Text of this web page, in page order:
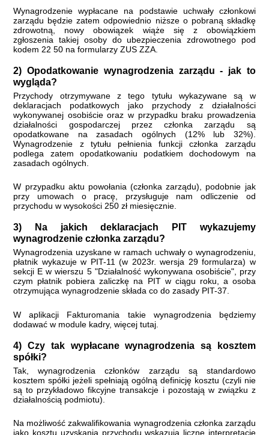
Wynagrodzenie wypłacane na podstawie uchwały członkowi
zarządu będzie zatem odpowiednio niższe o pobraną składkę
zdrowotną, nowy obowiązek wiąże się z obowiązkiem
zgłoszenia takiej osoby do ubezpieczenia zdrowotnego pod
kodem 22 50 na formularzy ZUS ZZA.
2) Opodatkowanie wynagrodzenia zarządu - jak to
wygląda?
Przychody otrzymywane z tego tytułu wykazywane są w
deklaracjach podatkowych jako przychody z działalności
wykonywanej osobiście oraz w przypadku braku prowadzenia
działalności gospodarczej przez członka zarządu są
opodatkowane na zasadach ogólnych (12% lub 32%).
Wynagrodzenie z tytułu pełnienia funkcji członka zarządu
podlega zatem opodatkowaniu podatkiem dochodowym na
zasadach ogólnych.
W przypadku aktu powołania (członka zarządu), podobnie jak
przy umowach o pracę, przysługuje nam odliczenie od
przychodu w wysokości 250 zł miesięcznie.
3) Na jakich deklaracjach PIT wykazujemy
wynagrodzenie członka zarządu?
Wynagrodzenia uzyskane w ramach uchwały o wynagrodzeniu,
płatnik wykazuje w PIT-11 (w 2023r. wersja 29 formularza) w
sekcji E w wierszu 5 "Działalność wykonywana osobiście", przy
czym płatnik pobiera zaliczkę na PIT w ciągu roku, a osoba
otrzymująca wynagrodzenie składa co do zasady PIT-37.
W aplikacji Fakturomania takie wynagrodzenia będziemy
dodawać w module kadry,więcej tutaj.
4) Czy tak wypłacane wynagrodzenia są kosztem
spółki?
Tak, wynagrodzenia członków zarządu są standardowo
kosztem spółki jeżeli spełniają ogólną definicję kosztu (czyli nie
są to przykładowo fikcyjne transakcje i pozostają w związku z
działalnością podmiotu).
Na możliwość zakwalifikowania wynagrodzenia członka zarządu
jako kosztu uzyskania przychodu wskazują liczne interpretacje